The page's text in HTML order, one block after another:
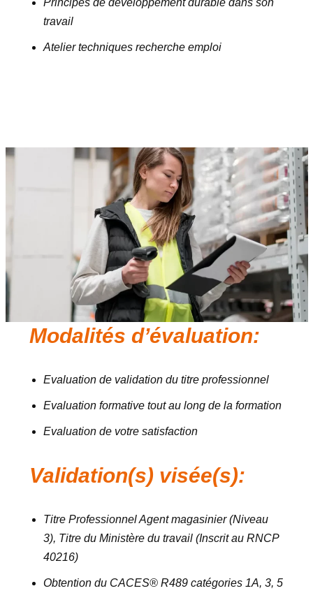
Principes de développement durable dans son
travail
Atelier techniques recherche emploi
Modalités d’évaluation:
Evaluation de validation du titre professionnel
Evaluation formative tout au long de la formation
Evaluation de votre satisfaction
Validation(s) visée(s):
Titre Professionnel Agent magasinier (Niveau
3), Titre du Ministère du travail (Inscrit au RNCP
40216)
Obtention du CACES® R489 catégories 1A, 3, 5